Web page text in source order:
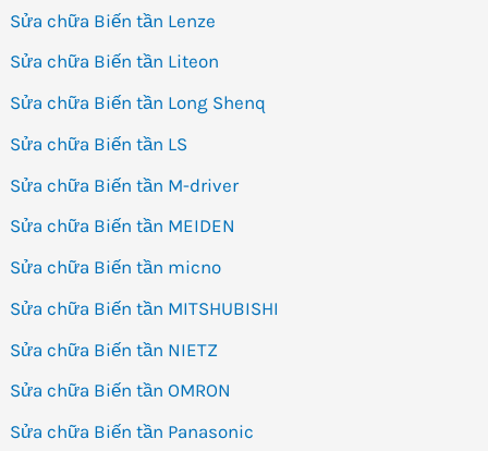
Sửa chữa Biến tần Lenze
Sửa chữa Biến tần Liteon
Sửa chữa Biến tần Long Shenq
Sửa chữa Biến tần LS
Sửa chữa Biến tần M-driver
Sửa chữa Biến tần MEIDEN
Sửa chữa Biến tần micno
Sửa chữa Biến tần MITSHUBISHI
Sửa chữa Biến tần NIETZ
Sửa chữa Biến tần OMRON
Sửa chữa Biến tần Panasonic